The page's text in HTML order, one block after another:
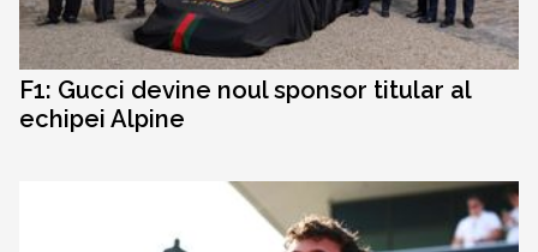
F1: Gucci devine noul sponsor titular al
echipei Alpine